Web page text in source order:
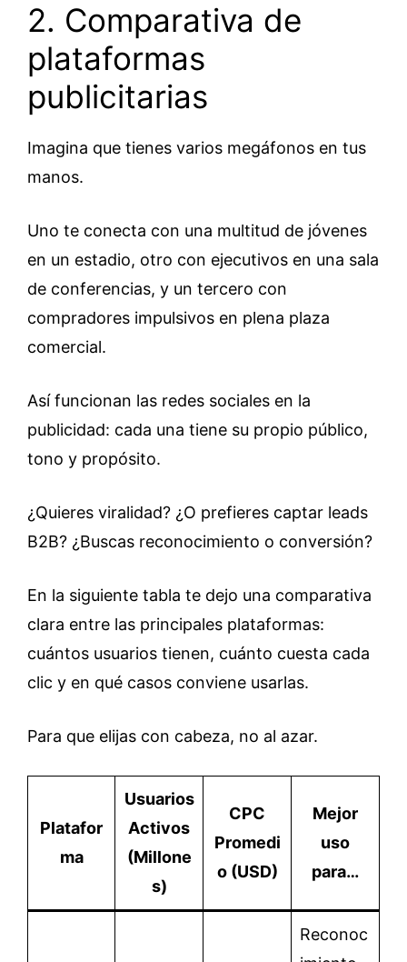
2. Comparativa de
plataformas
publicitarias
Imagina que tienes varios megáfonos en tus
manos.
Uno te conecta con una multitud de jóvenes
en un estadio, otro con ejecutivos en una sala
de conferencias, y un tercero con
compradores impulsivos en plena plaza
comercial.
Así funcionan las redes sociales en la
publicidad: cada una tiene su propio público,
tono y propósito.
¿Quieres viralidad? ¿O prefieres captar leads
B2B? ¿Buscas reconocimiento o conversión?
En la siguiente tabla te dejo una comparativa
clara entre las principales plataformas:
cuántos usuarios tienen, cuánto cuesta cada
clic y en qué casos conviene usarlas.
Para que elijas con cabeza, no al azar.
Platafor
ma
Usuarios
Activos
(Millone
s)
CPC
Promedi
o (USD)
Mejor
uso
para…
Reconoc